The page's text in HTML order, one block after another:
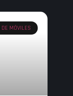
DE MÓVILES